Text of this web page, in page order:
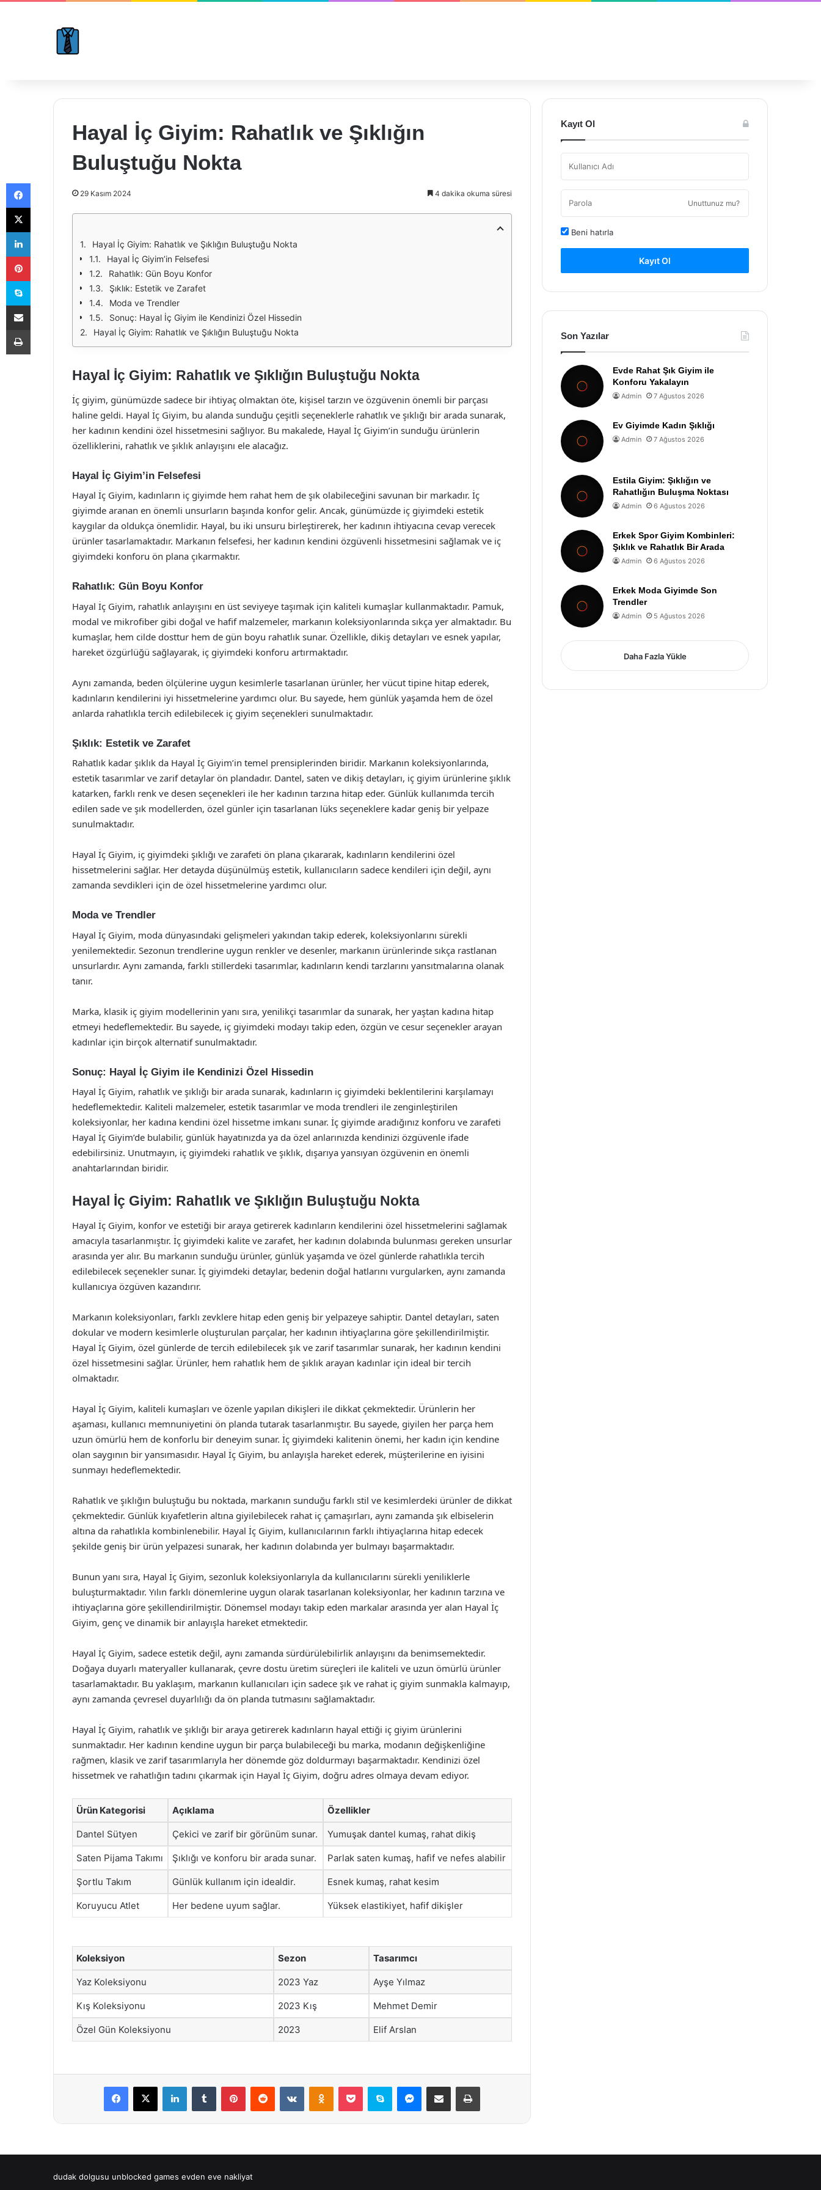
Hayal İç Giyim: Rahatlık ve Şıklığın
Buluştuğu Nokta
29 Kasım 2024 4 dakika okuma süresi
Hayal İç Giyim: Rahatlık ve Şıklığın Buluştuğu Nokta
Hayal İç Giyim’in Felsefesi
Rahatlık: Gün Boyu Konfor
Şıklık: Estetik ve Zarafet
Moda ve Trendler
Sonuç: Hayal İç Giyim ile Kendinizi Özel Hissedin
Hayal İç Giyim: Rahatlık ve Şıklığın Buluştuğu Nokta
Hayal İç Giyim: Rahatlık ve Şıklığın Buluştuğu Nokta
İç giyim, günümüzde sadece bir ihtiyaç olmaktan öte, kişisel tarzın ve özgüvenin önemli bir parçası
haline geldi. Hayal İç Giyim, bu alanda sunduğu çeşitli seçeneklerle rahatlık ve şıklığı bir arada sunarak,
her kadının kendini özel hissetmesini sağlıyor. Bu makalede, Hayal İç Giyim’in sunduğu ürünlerin
özelliklerini, rahatlık ve şıklık anlayışını ele alacağız.
Hayal İç Giyim’in Felsefesi
Hayal İç Giyim, kadınların iç giyimde hem rahat hem de şık olabileceğini savunan bir markadır. İç
giyimde aranan en önemli unsurların başında konfor gelir. Ancak, günümüzde iç giyimdeki estetik
kaygılar da oldukça önemlidir. Hayal, bu iki unsuru birleştirerek, her kadının ihtiyacına cevap verecek
ürünler tasarlamaktadır. Markanın felsefesi, her kadının kendini özgüvenli hissetmesini sağlamak ve iç
giyimdeki konforu ön plana çıkarmaktır.
Rahatlık: Gün Boyu Konfor
Hayal İç Giyim, rahatlık anlayışını en üst seviyeye taşımak için kaliteli kumaşlar kullanmaktadır. Pamuk,
modal ve mikrofiber gibi doğal ve hafif malzemeler, markanın koleksiyonlarında sıkça yer almaktadır. Bu
kumaşlar, hem cilde dosttur hem de gün boyu rahatlık sunar. Özellikle, dikiş detayları ve esnek yapılar,
hareket özgürlüğü sağlayarak, iç giyimdeki konforu artırmaktadır.
Aynı zamanda, beden ölçülerine uygun kesimlerle tasarlanan ürünler, her vücut tipine hitap ederek,
kadınların kendilerini iyi hissetmelerine yardımcı olur. Bu sayede, hem günlük yaşamda hem de özel
anlarda rahatlıkla tercih edilebilecek iç giyim seçenekleri sunulmaktadır.
Şıklık: Estetik ve Zarafet
Rahatlık kadar şıklık da Hayal İç Giyim’in temel prensiplerinden biridir. Markanın koleksiyonlarında,
estetik tasarımlar ve zarif detaylar ön plandadır. Dantel, saten ve dikiş detayları, iç giyim ürünlerine şıklık
katarken, farklı renk ve desen seçenekleri ile her kadının tarzına hitap eder. Günlük kullanımda tercih
edilen sade ve şık modellerden, özel günler için tasarlanan lüks seçeneklere kadar geniş bir yelpaze
sunulmaktadır.
Hayal İç Giyim, iç giyimdeki şıklığı ve zarafeti ön plana çıkararak, kadınların kendilerini özel
hissetmelerini sağlar. Her detayda düşünülmüş estetik, kullanıcıların sadece kendileri için değil, aynı
zamanda sevdikleri için de özel hissetmelerine yardımcı olur.
Moda ve Trendler
Hayal İç Giyim, moda dünyasındaki gelişmeleri yakından takip ederek, koleksiyonlarını sürekli
yenilemektedir. Sezonun trendlerine uygun renkler ve desenler, markanın ürünlerinde sıkça rastlanan
unsurlardır. Aynı zamanda, farklı stillerdeki tasarımlar, kadınların kendi tarzlarını yansıtmalarına olanak
tanır.
Marka, klasik iç giyim modellerinin yanı sıra, yenilikçi tasarımlar da sunarak, her yaştan kadına hitap
etmeyi hedeflemektedir. Bu sayede, iç giyimdeki modayı takip eden, özgün ve cesur seçenekler arayan
kadınlar için birçok alternatif sunulmaktadır.
Sonuç: Hayal İç Giyim ile Kendinizi Özel Hissedin
Hayal İç Giyim, rahatlık ve şıklığı bir arada sunarak, kadınların iç giyimdeki beklentilerini karşılamayı
hedeflemektedir. Kaliteli malzemeler, estetik tasarımlar ve moda trendleri ile zenginleştirilen
koleksiyonlar, her kadına kendini özel hissetme imkanı sunar. İç giyimde aradığınız konforu ve zarafeti
Hayal İç Giyim’de bulabilir, günlük hayatınızda ya da özel anlarınızda kendinizi özgüvenle ifade
edebilirsiniz. Unutmayın, iç giyimdeki rahatlık ve şıklık, dışarıya yansıyan özgüvenin en önemli
anahtarlarından biridir.
Hayal İç Giyim: Rahatlık ve Şıklığın Buluştuğu Nokta
Hayal İç Giyim, konfor ve estetiği bir araya getirerek kadınların kendilerini özel hissetmelerini sağlamak
amacıyla tasarlanmıştır. İç giyimdeki kalite ve zarafet, her kadının dolabında bulunması gereken unsurlar
arasında yer alır. Bu markanın sunduğu ürünler, günlük yaşamda ve özel günlerde rahatlıkla tercih
edilebilecek seçenekler sunar. İç giyimdeki detaylar, bedenin doğal hatlarını vurgularken, aynı zamanda
kullanıcıya özgüven kazandırır.
Markanın koleksiyonları, farklı zevklere hitap eden geniş bir yelpazeye sahiptir. Dantel detayları, saten
dokular ve modern kesimlerle oluşturulan parçalar, her kadının ihtiyaçlarına göre şekillendirilmiştir.
Hayal İç Giyim, özel günlerde de tercih edilebilecek şık ve zarif tasarımlar sunarak, her kadının kendini
özel hissetmesini sağlar. Ürünler, hem rahatlık hem de şıklık arayan kadınlar için ideal bir tercih
olmaktadır.
Hayal İç Giyim, kaliteli kumaşları ve özenle yapılan dikişleri ile dikkat çekmektedir. Ürünlerin her
aşaması, kullanıcı memnuniyetini ön planda tutarak tasarlanmıştır. Bu sayede, giyilen her parça hem
uzun ömürlü hem de konforlu bir deneyim sunar. İç giyimdeki kalitenin önemi, her kadın için kendine
olan saygının bir yansımasıdır. Hayal İç Giyim, bu anlayışla hareket ederek, müşterilerine en iyisini
sunmayı hedeflemektedir.
Rahatlık ve şıklığın buluştuğu bu noktada, markanın sunduğu farklı stil ve kesimlerdeki ürünler de dikkat
çekmektedir. Günlük kıyafetlerin altına giyilebilecek rahat iç çamaşırları, aynı zamanda şık elbiselerin
altına da rahatlıkla kombinlenebilir. Hayal İç Giyim, kullanıcılarının farklı ihtiyaçlarına hitap edecek
şekilde geniş bir ürün yelpazesi sunarak, her kadının dolabında yer bulmayı başarmaktadır.
Bunun yanı sıra, Hayal İç Giyim, sezonluk koleksiyonlarıyla da kullanıcılarını sürekli yeniliklerle
buluşturmaktadır. Yılın farklı dönemlerine uygun olarak tasarlanan koleksiyonlar, her kadının tarzına ve
ihtiyaçlarına göre şekillendirilmiştir. Dönemsel modayı takip eden markalar arasında yer alan Hayal İç
Giyim, genç ve dinamik bir anlayışla hareket etmektedir.
Hayal İç Giyim, sadece estetik değil, aynı zamanda sürdürülebilirlik anlayışını da benimsemektedir.
Doğaya duyarlı materyaller kullanarak, çevre dostu üretim süreçleri ile kaliteli ve uzun ömürlü ürünler
tasarlamaktadır. Bu yaklaşım, markanın kullanıcıları için sadece şık ve rahat iç giyim sunmakla kalmayıp,
aynı zamanda çevresel duyarlılığı da ön planda tutmasını sağlamaktadır.
Hayal İç Giyim, rahatlık ve şıklığı bir araya getirerek kadınların hayal ettiği iç giyim ürünlerini
sunmaktadır. Her kadının kendine uygun bir parça bulabileceği bu marka, modanın değişkenliğine
rağmen, klasik ve zarif tasarımlarıyla her dönemde göz doldurmayı başarmaktadır. Kendinizi özel
hissetmek ve rahatlığın tadını çıkarmak için Hayal İç Giyim, doğru adres olmaya devam ediyor.
Ürün Kategorisi Açıklama Özellikler
Dantel Sütyen Çekici ve zarif bir görünüm sunar. Yumuşak dantel kumaş, rahat dikiş
Saten Pijama Takımı Şıklığı ve konforu bir arada sunar. Parlak saten kumaş, hafif ve nefes alabilir
Şortlu Takım Günlük kullanım için idealdir. Esnek kumaş, rahat kesim
Koruyucu Atlet Her bedene uyum sağlar. Yüksek elastikiyet, hafif dikişler
Koleksiyon Sezon Tasarımcı
Yaz Koleksiyonu 2023 Yaz Ayşe Yılmaz
Kış Koleksiyonu 2023 Kış Mehmet Demir
Özel Gün Koleksiyonu 2023 Elif Arslan
Facebook
X LinkedInTumblr PinterestReddit VKontakteOdnoklassniki
Pocket Skype Messenger
E-Posta ile paylaş Yazdır
Kayıt Ol
Unuttunuz mu?
Beni hatırla
Kayıt Ol
Son Yazılar
Evde Rahat Şık Giyim ile
Konforu Yakalayın
Admin 7 Ağustos 2026
Ev Giyimde Kadın Şıklığı
Admin 7 Ağustos 2026
Estila Giyim: Şıklığın ve
Rahatlığın Buluşma Noktası
Admin 6 Ağustos 2026
Erkek Spor Giyim Kombinleri:
Şıklık ve Rahatlık Bir Arada
Admin 6 Ağustos 2026
Erkek Moda Giyimde Son
Trendler
Admin 5 Ağustos 2026
Daha Fazla Yükle
dudak dolgusu unblocked games evden eve nakliyat
Facebook
X
LinkedIn
Pinterest
Skype
E-Posta ile paylaş